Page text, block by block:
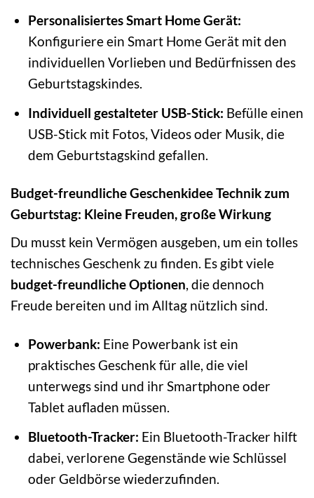
Personalisiertes Smart Home Gerät:
Konfiguriere ein Smart Home Gerät mit den
individuellen Vorlieben und Bedürfnissen des
Geburtstagskindes.
Individuell gestalteter USB-Stick: Befülle einen
USB-Stick mit Fotos, Videos oder Musik, die
dem Geburtstagskind gefallen.
Budget-freundliche Geschenkidee Technik zum
Geburtstag: Kleine Freuden, große Wirkung
Du musst kein Vermögen ausgeben, um ein tolles
technisches Geschenk zu finden. Es gibt viele
budget-freundliche Optionen, die dennoch
Freude bereiten und im Alltag nützlich sind.
Powerbank: Eine Powerbank ist ein
praktisches Geschenk für alle, die viel
unterwegs sind und ihr Smartphone oder
Tablet aufladen müssen.
Bluetooth-Tracker: Ein Bluetooth-Tracker hilft
dabei, verlorene Gegenstände wie Schlüssel
oder Geldbörse wiederzufinden.